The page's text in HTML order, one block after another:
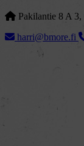
Pakilantie 8 A
harri@bmore.fi